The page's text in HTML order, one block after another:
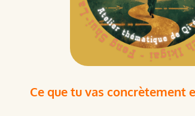
Ce que tu vas concrètement